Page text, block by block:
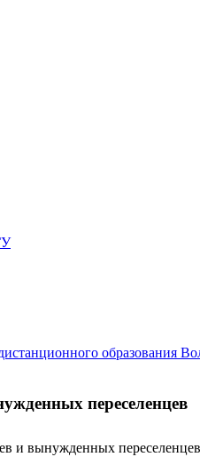
образования
переселенцев
и вынужденных переселенцев